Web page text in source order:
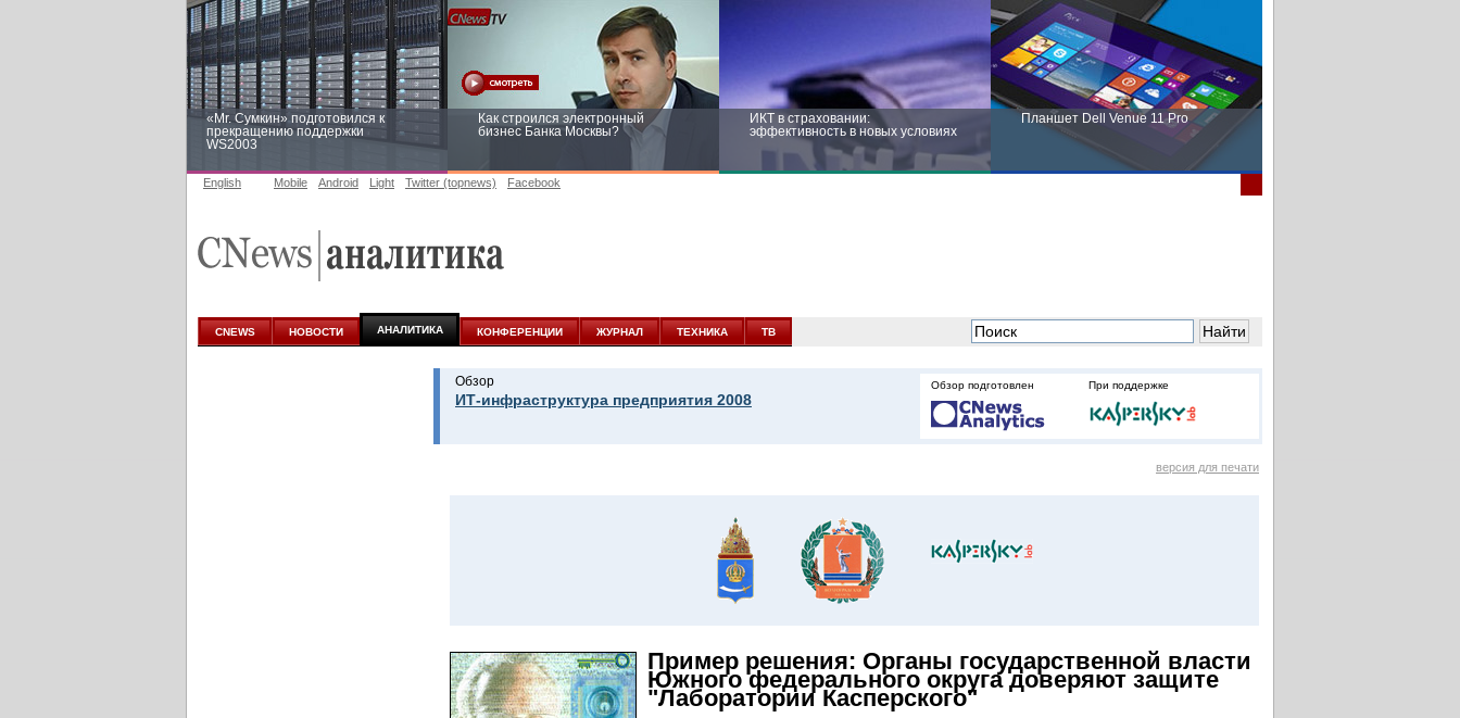
«Mr. Сумкин» подготовился к
прекращению поддержки
WS2003
Как строился электронный
бизнес Банка Москвы?
ИКТ в страховании:
эффективность в новых условиях
Планшет Dell Venue 11 Pro
аналитике
новых условиях
English Mobile Android Light Twitter (topnews) Facebook
CNEWS НОВОСТИ АНАЛИТИКА КОНФЕРЕНЦИИ ЖУРНАЛ ТЕХНИКА ТВ
Обзор
ИТ-инфраструктура предприятия 2008
Обзор подготовлен При поддержке
версия для печати
Пример решения: Органы государственной власти
Южного федерального округа доверяют защите
"Лаборатории Касперского"